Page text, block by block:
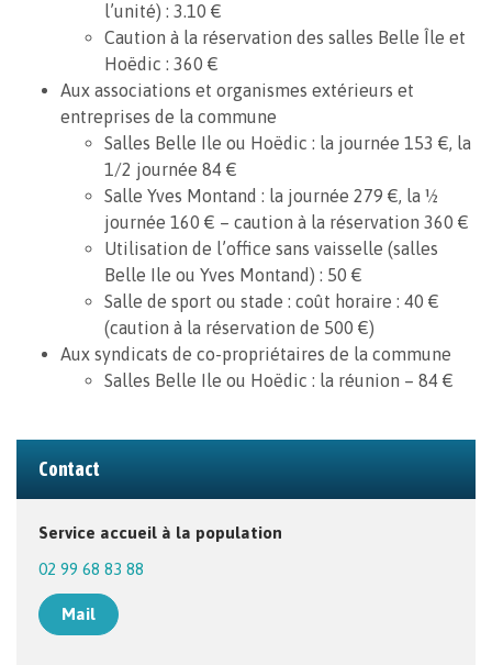
l’unité) : 3.10 €
Caution à la réservation des salles Belle Île et
Hoëdic : 360 €
Aux associations et organismes extérieurs et
entreprises de la commune
Salles Belle Ile ou Hoëdic : la journée 153 €, la
1/2 journée 84 €
Salle Yves Montand : la journée 279 €, la ½
journée 160 € – caution à la réservation 360 €
Utilisation de l’office sans vaisselle (salles
Belle Ile ou Yves Montand) : 50 €
Salle de sport ou stade : coût horaire : 40 €
(caution à la réservation de 500 €)
Aux syndicats de co-propriétaires de la commune
Salles Belle Ile ou Hoëdic : la réunion – 84 €
Contact
Service accueil à la population
02 99 68 83 88
Mail